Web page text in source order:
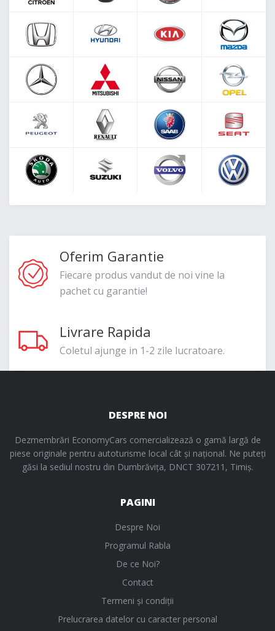
Oferim Garantie
Fiecare produs vandut de noi vine la
pachet cu garantie!
Livrare Rapida
Coletul ajunge in 1-2 zile lucratoare.
DESPRE NOI
Dezmembrări EconomyCars comercializează o gamă largă de
piese originale pentru autoturisme local cât și național. Ne puteți
găsi la sediul nostru din Dumbrăvița, DNCT 307211, Timiș.
PAGINI
Despre Noi
Programul Rabla
De ce Noi?
Contact
Termeni și condiții
Prelucrarea datelor cu caracter personal